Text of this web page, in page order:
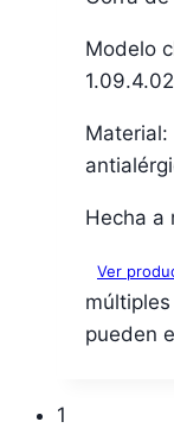
Modelo
Material:
Hecha a
Ver
pueden
1